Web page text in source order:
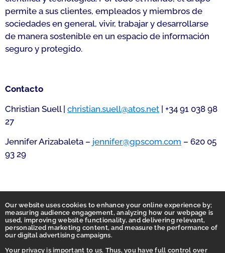
Our website uses cookies to enhance your online experience by;
measuring audience engagement, analyzing how our webpage is
used, improving website functionality, and delivering relevant,
personalized marketing content, and measure the performance of
our digital advertising campaigns.
Your privacy is important to us. Thus, you have full control over
permite a sus clientes, empleados y miembros de
sociedades en general, vivir, trabajar y desarrollarse
de manera sostenible en un espacio de información
seguro y protegido.
Contacto
Christian Suell | christian.suell@atos.net | +34 91 038 98
27
Jennifer Arizabaleta – jennifer@gpscom.com – 620 05
93 29